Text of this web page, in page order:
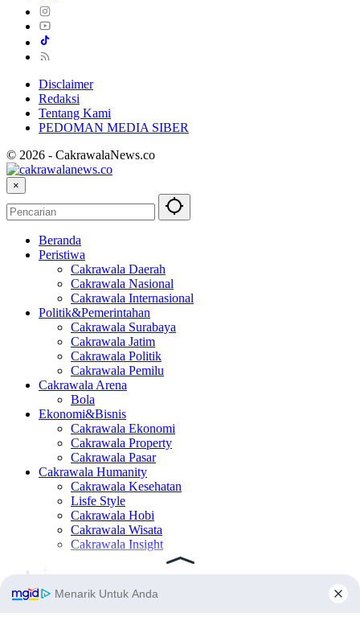
Disclaimer
Redaksi
Tentang Kami
PEDOMAN MEDIA SIBER
© 2026 - CakrawalaNews.co
×
Beranda
Peristiwa
Cakrawala Daerah
Cakrawala Nasional
Cakrawala Internasional
Politik&Pemerintahan
Cakrawala Surabaya
Cakrawala Jatim
Cakrawala Politik
Cakrawala Pemilu
Cakrawala Arena
Bola
Ekonomi&Bisnis
Cakrawala Ekonomi
Cakrawala Property
Cakrawala Pasar
Cakrawala Humanity
Cakrawala Kesehatan
Lisfe Style
Cakrawala Hobi
Cakrawala Wisata
Cakrawala Insight